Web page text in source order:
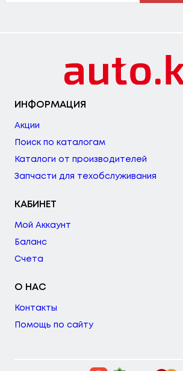
ИНФОРМАЦИЯ
Акции
Поиск по каталогам
Каталоги от производителей
Запчасти для техобслуживания
КАБИНЕТ
Мой Аккаунт
Баланс
Счета
О НАС
Контакты
Помощь по сайту